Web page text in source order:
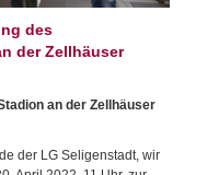
des
der Zellhäuser
an der Zellhäuser
der LG Seligenstadt, wir